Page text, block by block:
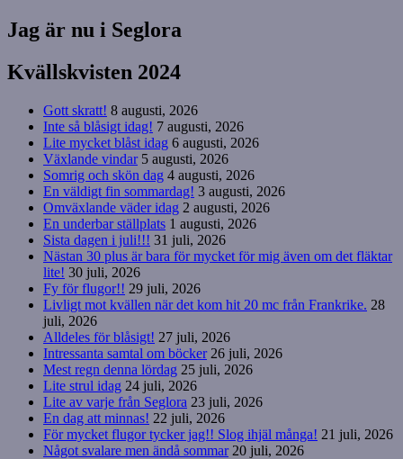
Jag är nu i Seglora
Kvällskvisten 2024
Gott skratt! 8 augusti, 2026
Inte så blåsigt idag! 7 augusti, 2026
Lite mycket blåst idag 6 augusti, 2026
Växlande vindar 5 augusti, 2026
Somrig och skön dag 4 augusti, 2026
En väldigt fin sommardag! 3 augusti, 2026
Omväxlande väder idag 2 augusti, 2026
En underbar ställplats 1 augusti, 2026
Sista dagen i juli!!! 31 juli, 2026
Nästan 30 plus är bara för mycket för mig även om det fläktar
lite! 30 juli, 2026
Fy för flugor!! 29 juli, 2026
Livligt mot kvällen när det kom hit 20 mc från Frankrike. 28
juli, 2026
Alldeles för blåsigt! 27 juli, 2026
Intressanta samtal om böcker 26 juli, 2026
Mest regn denna lördag 25 juli, 2026
Lite strul idag 24 juli, 2026
Lite av varje från Seglora 23 juli, 2026
En dag att minnas! 22 juli, 2026
För mycket flugor tycker jag!! Slog ihjäl många! 21 juli, 2026
Något svalare men ändå sommar 20 juli, 2026